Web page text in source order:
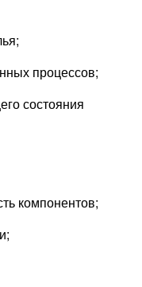
процессов;
состояния
компонентов;